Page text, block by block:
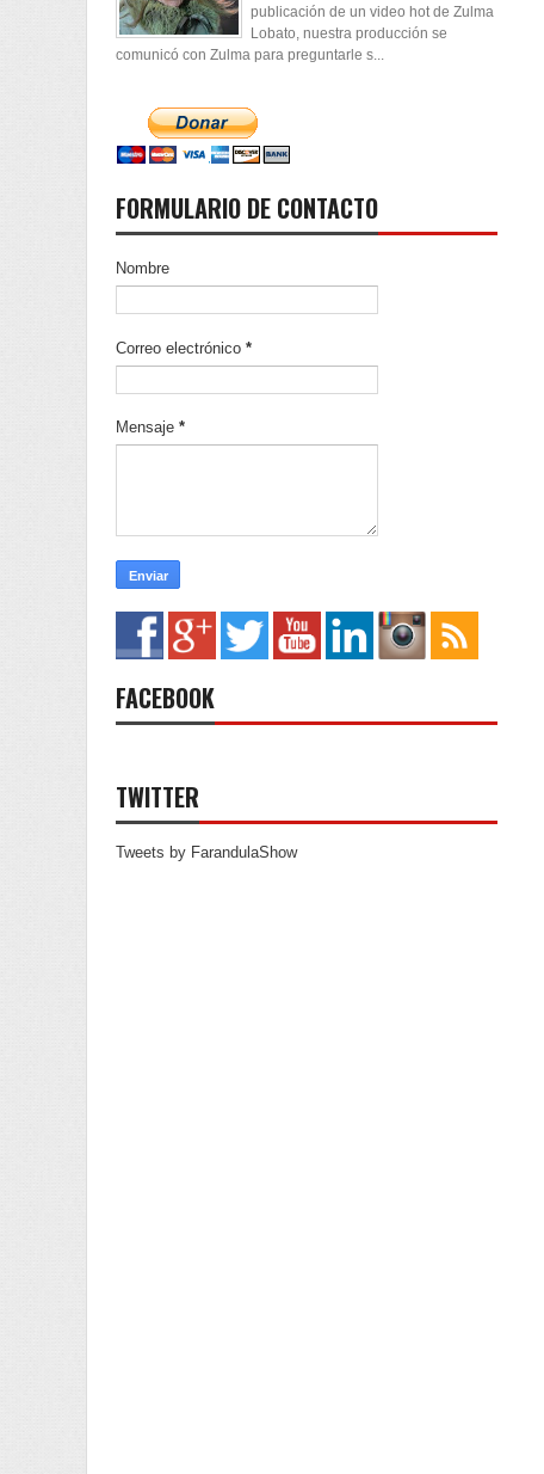
publicación de un video hot de Zulma
Lobato, nuestra producción se
comunicó con Zulma para preguntarle s...
FORMULARIO DE CONTACTO
Nombre
Correo electrónico *
Mensaje *
FACEBOOK
TWITTER
Tweets by FarandulaShow